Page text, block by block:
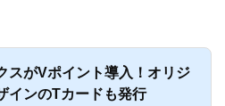
スがVポイント導入！オリジ
インのTカードも発行